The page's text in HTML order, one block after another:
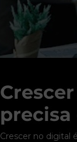
precisa
Crescer no digital